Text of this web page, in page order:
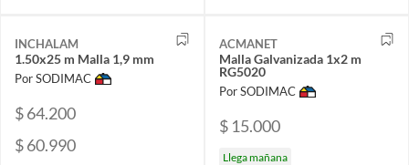
INCHALAM
1.50x25 m Malla 1,9 mm
Por SODIMAC
$ 64.200
$ 60.990
ACMANET
Malla Galvanizada 1x2 m
RG5020
Por SODIMAC
$ 15.000
Llega mañana